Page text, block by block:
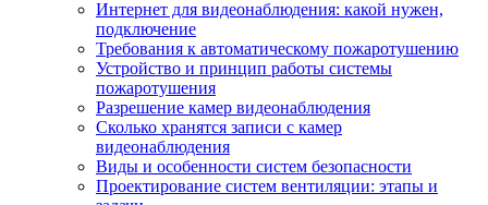
Интернет для видеонаблюдения: какой нужен,
подключение
Требования к автоматическому пожаротушению
Устройство и принцип работы системы
пожаротушения
Разрешение камер видеонаблюдения
Сколько хранятся записи с камер
видеонаблюдения
Виды и особенности систем безопасности
Проектирование систем вентиляции: этапы и